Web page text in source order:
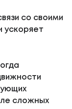
со своими
ускоряет
сложных